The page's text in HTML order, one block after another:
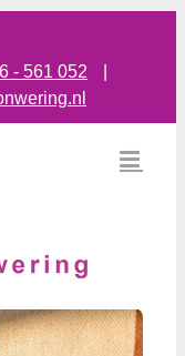
- 561 052